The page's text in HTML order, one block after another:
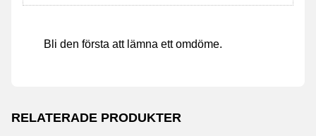
Bli den första att lämna ett omdöme.
RELATERADE PRODUKTER